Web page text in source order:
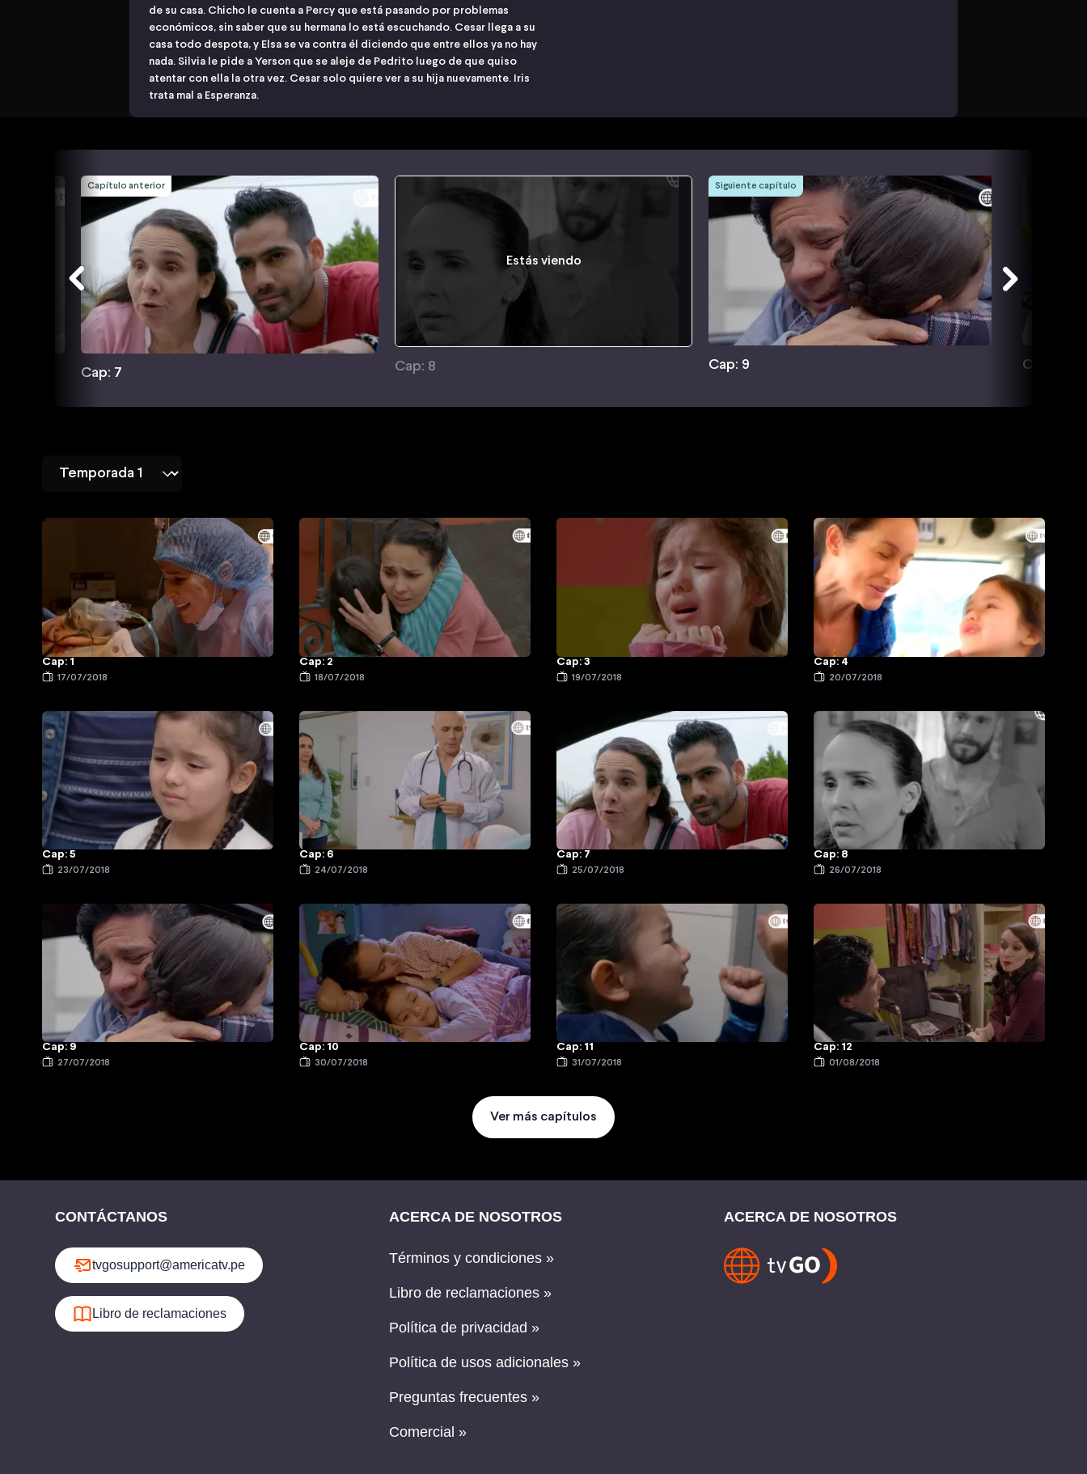
de su casa. Chicho le cuenta a Percy que está pasando por problemas
económicos, sin saber que su hermana lo está escuchando. Cesar llega a su
casa todo despota, y Elsa se va contra él diciendo que entre ellos ya no hay
nada. Silvia le pide a Yerson que se aleje de Pedrito luego de que quiso
atentar con ella la otra vez. Cesar solo quiere ver a su hija nuevamente. Iris
trata mal a Esperanza.
Capítulo anterior
Cap: 7
Estás viendo
Cap: 8
Siguiente capítulo
Cap: 9 Cap: 10
Cap: 1
17/07/2018
Cap: 2
18/07/2018
Cap: 3
19/07/2018
Cap: 4
20/07/2018
Cap: 5
23/07/2018
Cap: 6
24/07/2018
Cap: 7
25/07/2018
Cap: 8
26/07/2018
Cap: 9
27/07/2018
Cap: 10
30/07/2018
Cap: 11
31/07/2018
Cap: 12
01/08/2018
Ver más capítulos
CONTÁCTANOS
tvgosupport@americatv.pe
Libro de reclamaciones
ACERCA DE NOSOTROS
Términos y condiciones »
Libro de reclamaciones »
Política de privacidad »
Política de usos adicionales »
Preguntas frecuentes »
Comercial »
ACERCA DE NOSOTROS